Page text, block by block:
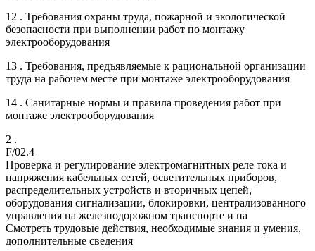
12 . Требования охраны труда, пожарной и экологической
безопасности при выполнении работ по монтажу
электрооборудования
13 . Требования, предъявляемые к рациональной организации
труда на рабочем месте при монтаже электрооборудования
14 . Санитарные нормы и правила проведения работ при
монтаже электрооборудования
2 .
F/02.4
Проверка и регулирование электромагнитных реле тока и
напряжения кабельных сетей, осветительных приборов,
распределительных устройств и вторичных цепей,
оборудования сигнализации, блокировки, централизованного
управления на железнодорожном транспорте и на
Смотреть трудовые действия, необходимые знания и умения,
дополнительные сведения